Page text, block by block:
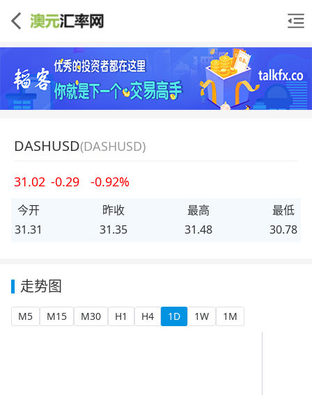
DASHUSD(DASHUSD)
31.02 -0.29 -0.92%
今开
31.31
昨收
31.35
最高
31.48
最低
30.78
走势图
M5 M15 M30 H1 H4 1D 1W 1M